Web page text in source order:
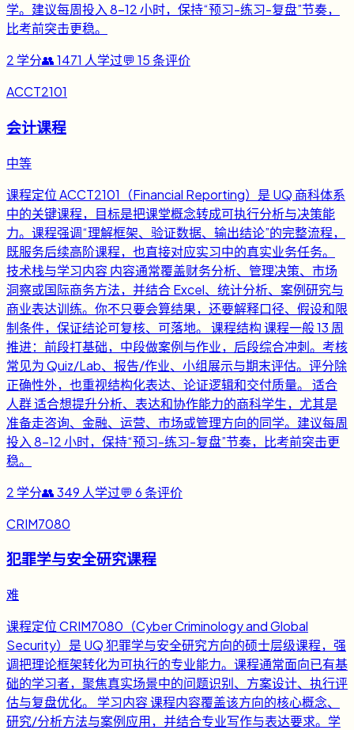
学。建议每周投入 8-12 小时，保持“预习-练习-复盘”节奏，
比考前突击更稳。
2 学分👥1471 人学过💬 15条评价
ACCT2101
会计课程
中等
课程定位 ACCT2101（Financial Reporting）是 UQ 商科体系
中的关键课程，目标是把课堂概念转成可执行分析与决策能
力。课程强调“理解框架、验证数据、输出结论”的完整流程，
既服务后续高阶课程，也直接对应实习中的真实业务任务。
技术栈与学习内容 内容通常覆盖财务分析、管理决策、市场
洞察或国际商务方法，并结合 Excel、统计分析、案例研究与
商业表达训练。你不只要会算结果，还要解释口径、假设和限
制条件，保证结论可复核、可落地。 课程结构 课程一般 13 周
推进：前段打基础，中段做案例与作业，后段综合冲刺。考核
常见为 Quiz/Lab、报告/作业、小组展示与期末评估。评分除
正确性外，也重视结构化表达、论证逻辑和交付质量。 适合
人群 适合想提升分析、表达和协作能力的商科学生，尤其是
准备走咨询、金融、运营、市场或管理方向的同学。建议每周
投入 8-12 小时，保持“预习-练习-复盘”节奏，比考前突击更
稳。
2 学分👥349 人学过💬 6条评价
CRIM7080
犯罪学与安全研究课程
难
课程定位 CRIM7080（Cyber Criminology and Global
Security）是 UQ 犯罪学与安全研究方向的硕士层级课程，强
调把理论框架转化为可执行的专业能力。课程通常面向已有基
础的学习者，聚焦真实场景中的问题识别、方案设计、执行评
估与复盘优化。 学习内容 课程内容覆盖该方向的核心概念、
研究/分析方法与案例应用，并结合专业写作与表达要求。学